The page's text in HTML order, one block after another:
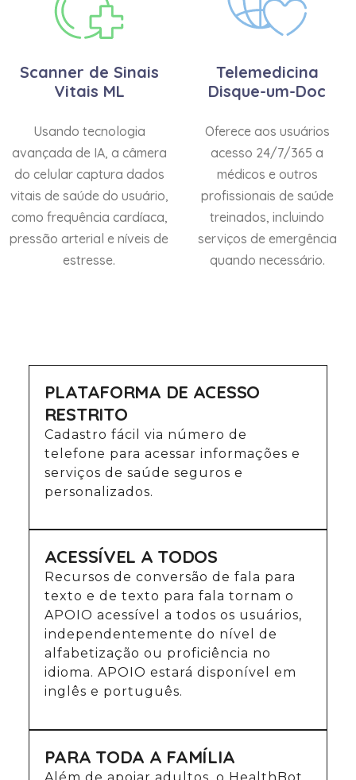
Scanner de Sinais
Vitais ML
Usando tecnologia
avançada de IA, a câmera
do celular captura dados
vitais de saúde do usuário,
como frequência cardíaca,
pressão arterial e níveis de
estresse.
Telemedicina
Disque-um-Doc
Oferece aos usuários
acesso 24/7/365 a
médicos e outros
profissionais de saúde
treinados, incluindo
serviços de emergência
quando necessário.
PLATAFORMA DE ACESSO
RESTRITO
Cadastro fácil via número de
telefone para acessar informações e
serviços de saúde seguros e
personalizados.
ACESSÍVEL A TODOS
Recursos de conversão de fala para
texto e de texto para fala tornam o
APOIO acessível a todos os usuários,
independentemente do nível de
alfabetização ou proficiência no
idioma. APOIO estará disponível em
inglês e português.
PARA TODA A FAMÍLIA